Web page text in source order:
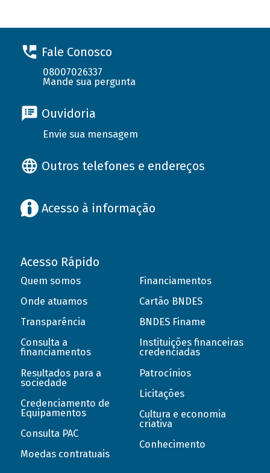
Fale Conosco
08007026337
Mande sua pergunta
Ouvidoria
Envie sua mensagem
Outros telefones e endereços
Acesso à informação
Acesso Rápido
Quem somos
Onde atuamos
Transparência
Consulta a
financiamentos
Resultados para a
sociedade
Credenciamento de
Equipamentos
Consulta PAC
Moedas contratuais
Financiamentos
Cartão BNDES
BNDES Finame
Instituições financeiras
credenciadas
Patrocínios
Licitações
Cultura e economia
criativa
Conhecimento